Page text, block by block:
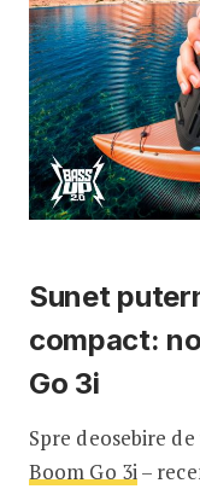
Sunet
compact:
Go 3i
Spre deosebire
Boom Go 3i–